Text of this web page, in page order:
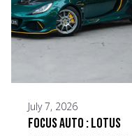
July 7, 2026
Focus Auto : Lotus